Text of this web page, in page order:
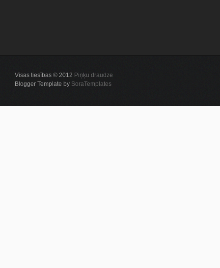
Visas tiesības © 2012 Piņķu draudze
Blogger Template by SoraTemplates